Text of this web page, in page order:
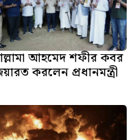
আহমেদ শফীর কবর
করলেন প্রধানমন্ত্রী